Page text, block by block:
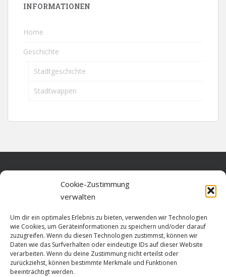
Cookie-Zustimmung
verwalten
Um dir ein optimales Erlebnis zu bieten, verwenden wir Technologien
wie Cookies, um Geräteinformationen zu speichern und/oder darauf
zuzugreifen. Wenn du diesen Technologien zustimmst, können wir
Daten wie das Surfverhalten oder eindeutige IDs auf dieser Website
verarbeiten. Wenn du deine Zustimmung nicht erteilst oder
zurückziehst, können bestimmte Merkmale und Funktionen
beeinträchtigt werden.
INFORMATIONEN
Home
Geschichte
Stadtgeschichte
Stadtwappen
Datenschutz
Cookie-Richtlinie (EU)
Impressum